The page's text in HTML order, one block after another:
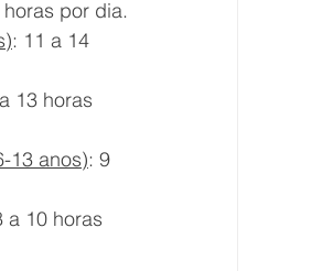
horas por dia.
: 11 a 14
13 horas
13 anos): 9
a 10 horas